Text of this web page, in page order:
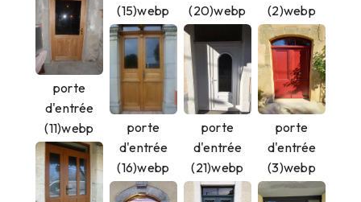
porte
d'entrée
(11)webp
(15)webp
porte
d'entrée
(16)webp
(20)webp
porte
d'entrée
(21)webp
(2)webp
porte
d'entrée
(3)webp